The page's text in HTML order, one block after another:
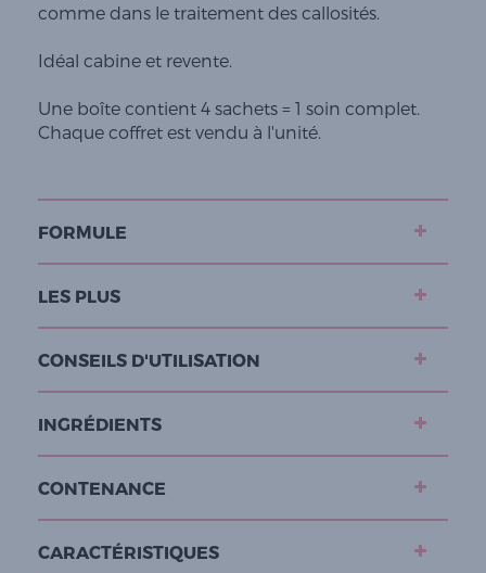
comme dans le traitement des callosités.
Idéal cabine et revente.
Une boîte contient 4 sachets = 1 soin complet.
Chaque coffret est vendu à l'unité.
FORMULE
LES PLUS
CONSEILS D'UTILISATION
INGRÉDIENTS
CONTENANCE
CARACTÉRISTIQUES